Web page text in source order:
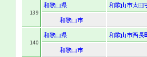
139
和歌山県
和歌山市太田
和歌山市
140
和歌山県
和歌山市西長
和歌山市